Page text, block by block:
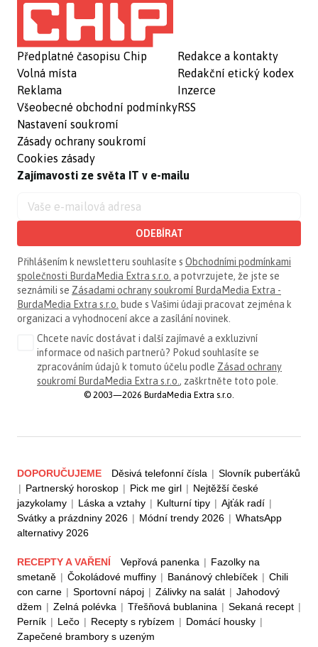
Předplatné časopisu Chip
Volná místa
Reklama
Všeobecné obchodní podmínky
Nastavení soukromí
Zásady ochrany soukromí
Cookies zásady
Redakce a kontakty
Redakční etický kodex
Inzerce
RSS
Zajímavosti ze světa IT v e-mailu
ODEBÍRAT
Přihlášením k newsletteru souhlasíte s Obchodními podmínkami
společnosti BurdaMedia Extra s.r.o. a potvrzujete, že jste se
seznámili se Zásadami ochrany soukromí BurdaMedia Extra -
BurdaMedia Extra s.r.o. bude s Vašimi údaji pracovat zejména k
organizaci a vyhodnocení akce a zasílání novinek.
Chcete navíc dostávat i další zajímavé a exkluzivní
informace od našich partnerů? Pokud souhlasíte se
zpracováním údajů k tomuto účelu podle Zásad ochrany
soukromí BurdaMedia Extra s.r.o. , zaškrtněte toto pole.
© 2003—2026 BurdaMedia Extra s.r.o.
DOPORUČUJEME Děsivá telefonní čísla | Slovník puberťáků
| Partnerský horoskop | Pick me girl | Nejtěžší české
jazykolamy | Láska a vztahy | Kulturní tipy | Ajťák radí |
Svátky a prázdniny 2026 | Módní trendy 2026 | WhatsApp
alternativy 2026
RECEPTY A VAŘENÍ Vepřová panenka | Fazolky na
smetaně | Čokoládové muffiny | Banánový chlebíček | Chili
con carne | Sportovní nápoj | Zálivky na salát | Jahodový
džem | Zelná polévka | Třešňová bublanina | Sekaná recept |
Perník | Lečo | Recepty s rybízem | Domácí housky |
Zapečené brambory s uzeným